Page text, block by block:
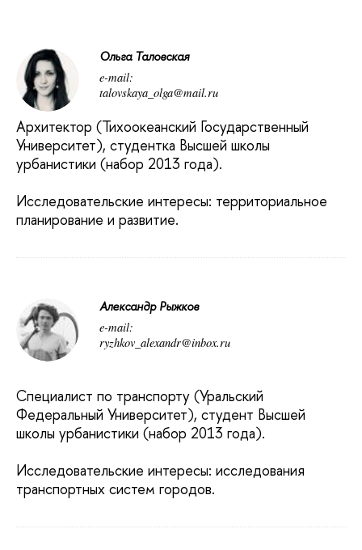
Ольга Таловская
e-mail:
talovskaya_olga@mail.ru
Архитектор (Тихоокеанский Государственный
Университет), студентка Высшей школы
урбанистики (набор 2013 года).
Исследовательские интересы: территориальное
планирование и развитие.
Александр Рыжков
e-mail:
ryzhkov_alexandr@inbox.ru
Специалист по транспорту (Уральский
Федеральный Университет), студент Высшей
школы урбанистики (набор 2013 года).
Исследовательские интересы: исследования
транспортных систем городов.